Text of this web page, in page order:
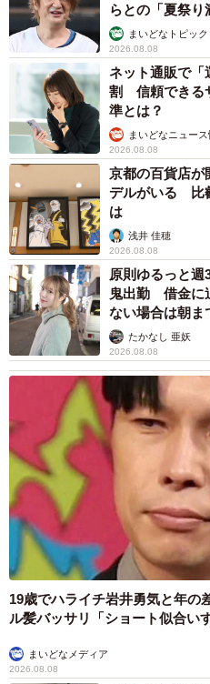
らとの「夏祭り
まいどなトピック
2026.08.08
ネット通販で「
割 信頼できる
準とは？
まいどなニュー
2026.08.08
京都の百貨店が
デルがいる 比
は
浅井 佳穂
2026.08.08
原則ゆるっと
鬼出勤 借金に
ない場合は朝ま
ストに取材】
たかなし 亜妖
2026.08.08
19歳でハライチ岩井勇気と年の
ル髪バッサリ「ショート似合い
まいどなメディア
2026.08.08